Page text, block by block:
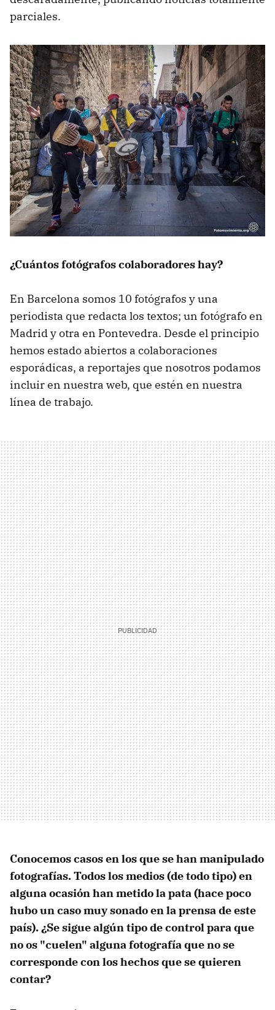
parciales.
¿Cuántos fotógrafos colaboradores hay?
En Barcelona somos 10 fotógrafos y una
periodista que redacta los textos; un fotógrafo en
Madrid y otra en Pontevedra. Desde el principio
hemos estado abiertos a colaboraciones
esporádicas, a reportajes que nosotros podamos
incluir en nuestra web, que estén en nuestra
línea de trabajo.
Conocemos casos en los que se han manipulado
fotografías. Todos los medios (de todo tipo) en
alguna ocasión han metido la pata (hace poco
hubo un caso muy sonado en la prensa de este
país). ¿Se sigue algún tipo de control para que
no os "cuelen" alguna fotografía que no se
corresponde con los hechos que se quieren
contar?